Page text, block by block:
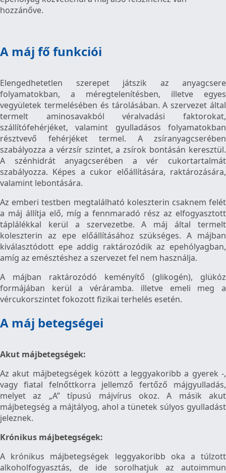
hozzánőve.
A máj fő funkciói
Elengedhetetlen szerepet játszik az anyagcsere
folyamatokban, a méregtelenítésben, illetve egyes
vegyületek termelésében és tárolásában. A szervezet által
termelt aminosavakból véralvadási faktorokat,
szállítófehérjéket, valamint gyulladásos folyamatokban
résztvevő fehérjéket termel. A zsíranyagcserében
szabályozza a vérzsír szintet, a zsírok bontásán keresztül.
A szénhidrát anyagcserében a vér cukortartalmát
szabályozza. Képes a cukor előállítására, raktározására,
valamint lebontására.
Az emberi testben megtalálható koleszterin csaknem felét
a máj állítja elő, míg a fennmaradó rész az elfogyasztott
táplálékkal kerül a szervezetbe. A máj által termelt
koleszterin az epe előállításához szükséges. A májban
kiválasztódott epe addig raktározódik az epehólyagban,
amíg az emésztéshez a szervezet fel nem használja.
A májban raktározódó keményítő (glikogén), glükóz
formájában kerül a véráramba. illetve emeli meg a
vércukorszintet fokozott fizikai terhelés esetén.
A máj betegségei
Akut májbetegségek:
Az akut májbetegségek között a leggyakoribb a gyerek -,
vagy fiatal felnőttkorra jellemző fertőző májgyulladás,
melyet az „A” típusú májvírus okoz. A másik akut
májbetegség a májtályog, ahol a tünetek súlyos gyulladást
jeleznek.
Krónikus májbetegségek:
A krónikus májbetegségek leggyakoribb oka a túlzott
alkoholfogyasztás, de ide sorolhatjuk az autoimmun